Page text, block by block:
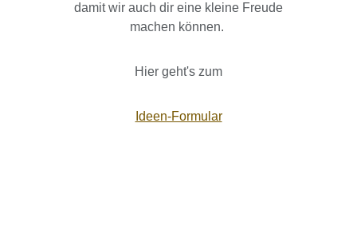
damit wir auch dir eine kleine Freude
machen können.
Hier geht's zum
Ideen-Formular